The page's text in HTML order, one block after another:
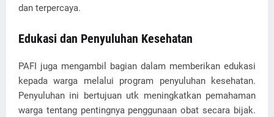
dan terpercaya.
Edukasi dan Penyuluhan Kesehatan
PAFI juga mengambil bagian dalam memberikan edukasi
kepada warga melalui program penyuluhan kesehatan.
Penyuluhan ini bertujuan utk meningkatkan pemahaman
warga tentang pentingnya penggunaan obat secara bijak.